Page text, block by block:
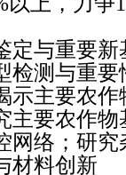
定与重要
检测与重
示主要农
主要农作
网络；研
材料创新